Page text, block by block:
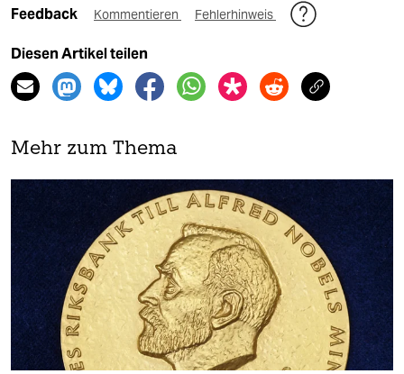
Feedback Kommentieren Fehlerhinweis
Diesen Artikel teilen
Mehr zum Thema